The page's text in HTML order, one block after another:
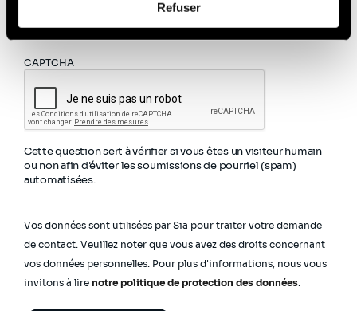
vous pouvez nous contacter et comment nous traitons
personnel.
Refuser
Pour en savoir plus sur la gestion de vos données
CAPTCHA
Cette question sert à vérifier si vous êtes un visiteur humain
ou non afin d'éviter les soumissions de pourriel (spam)
automatisées.
Vos données sont utilisées par Sia pour traiter votre demande
de contact. Veuillez noter que vous avez des droits concernant
vos données personnelles. Pour plus d'informations, nous vous
invitons à lire notre politique de protection des données.